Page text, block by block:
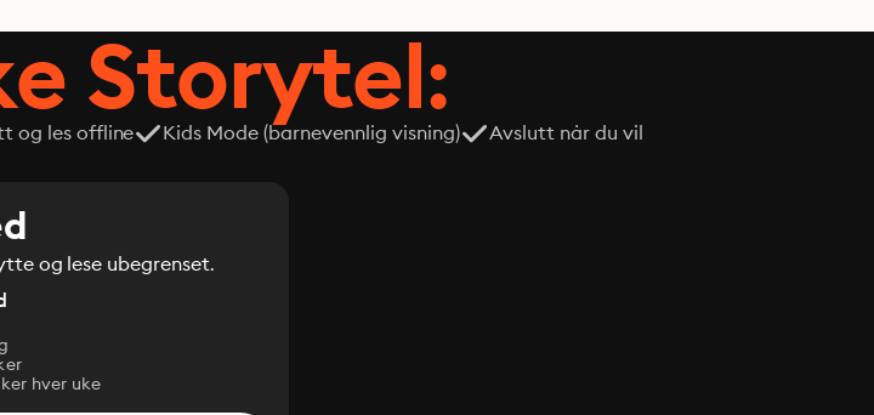
Storytel:
og les offline Kids Mode (barnevennlig visning) Avslutt når du vil
og lese ubegrenset.
hver uke